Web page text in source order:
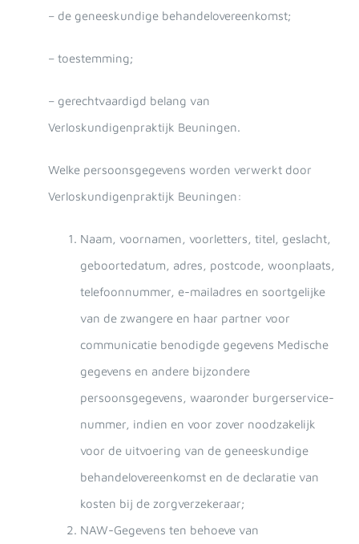
– de geneeskundige behandelovereenkomst;
– toestemming;
– gerechtvaardigd belang van
Verloskundigenpraktijk Beuningen.
Welke persoonsgegevens worden verwerkt door
Verloskundigenpraktijk Beuningen:
Naam, voornamen, voorletters, titel, geslacht,
geboortedatum, adres, postcode, woonplaats,
telefoonnummer, e-mailadres en soortgelijke
van de zwangere en haar partner voor
communicatie benodigde gegevens Medische
gegevens en andere bijzondere
persoonsgegevens, waaronder burgerservice-
nummer, indien en voor zover noodzakelijk
voor de uitvoering van de geneeskundige
behandelovereenkomst en de declaratie van
kosten bij de zorgverzekeraar;
NAW-Gegevens ten behoeve van